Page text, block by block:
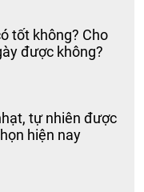
tốt không? Cho
được không?
tự nhiên được
hiện nay